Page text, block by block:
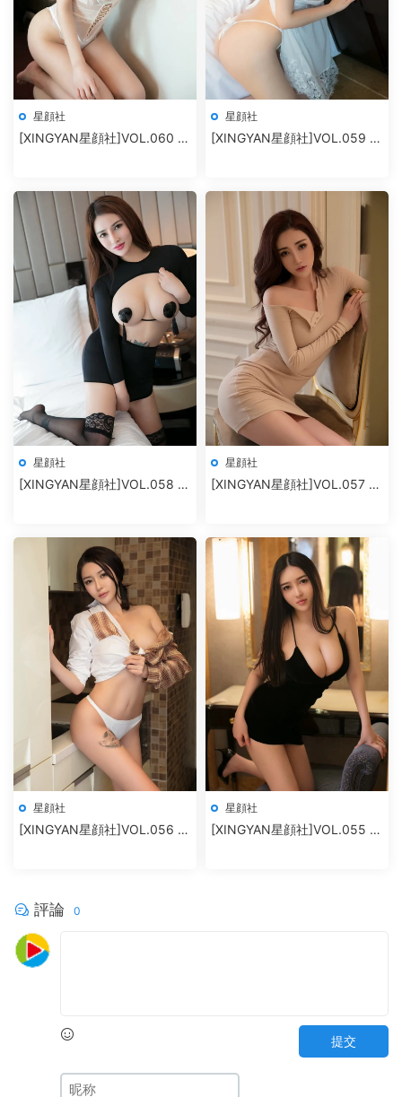
星顔社
[XINGYAN星顔社]VOL.060 麗
星顔社
[XINGYAN星顔社]VOL.059 雪
星顔社
[XINGYAN星顔社]VOL.058 冷
星顔社
[XINGYAN星顔社]VOL.057 孫
星顔社
[XINGYAN星顔社]VOL.056 廿
星顔社
[XINGYAN星顔社]VOL.055 恩
評論 0
提交